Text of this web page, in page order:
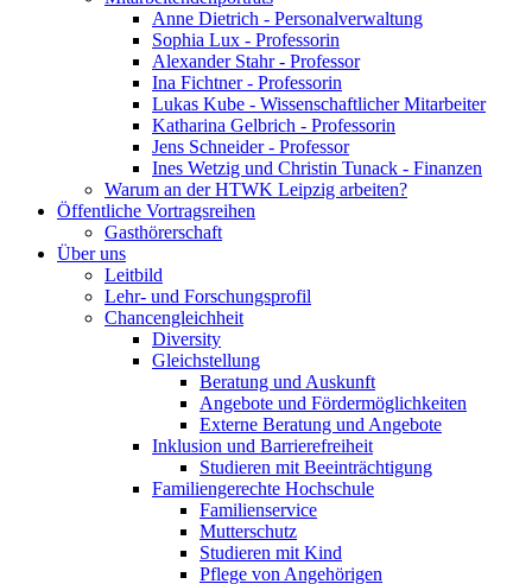
Anne Dietrich - Personalverwaltung
Sophia Lux - Professorin
Alexander Stahr - Professor
Ina Fichtner - Professorin
Lukas Kube - Wissenschaftlicher Mitarbeiter
Katharina Gelbrich - Professorin
Jens Schneider - Professor
Ines Wetzig und Christin Tunack - Finanzen
Warum an der HTWK Leipzig arbeiten?
Öffentliche Vortragsreihen
Gasthörerschaft
Über uns
Leitbild
Lehr- und Forschungsprofil
Chancengleichheit
Diversity
Gleichstellung
Beratung und Auskunft
Angebote und Fördermöglichkeiten
Externe Beratung und Angebote
Inklusion und Barrierefreiheit
Studieren mit Beeinträchtigung
Familiengerechte Hochschule
Familienservice
Mutterschutz
Studieren mit Kind
Pflege von Angehörigen